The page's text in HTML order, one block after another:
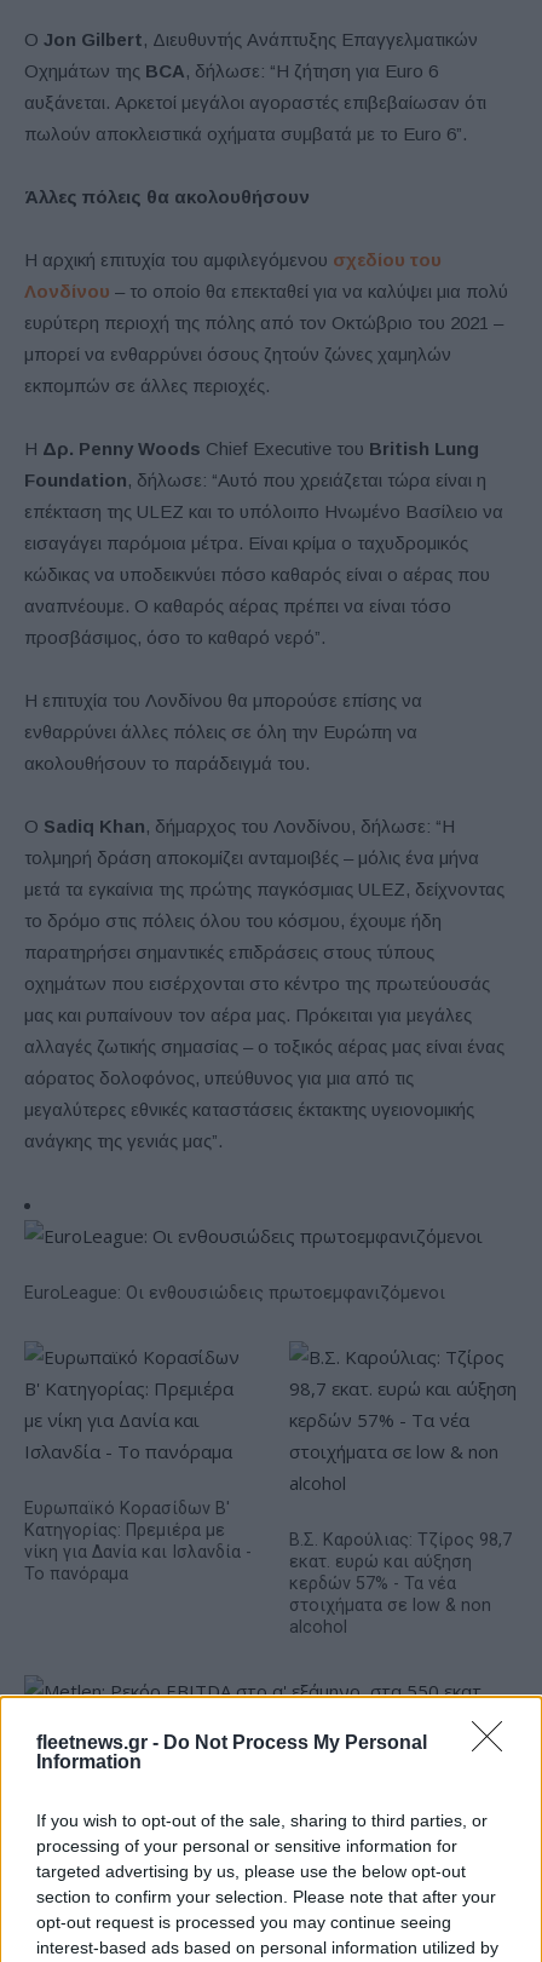
fleetnews.gr - Do Not Process My Personal
Information
If you wish to opt-out of the sale, sharing to third parties, or
processing of your personal or sensitive information for
targeted advertising by us, please use the below opt-out
section to confirm your selection. Please note that after your
opt-out request is processed you may continue seeing
interest-based ads based on personal information utilized by
Ο Jon Gilbert, Διευθυντής Ανάπτυξης Επαγγελματικών
Οχημάτων της BCA, δήλωσε: “Η ζήτηση για Euro 6
αυξάνεται. Αρκετοί μεγάλοι αγοραστές επιβεβαίωσαν ότι
πωλούν αποκλειστικά οχήματα συμβατά με το Euro 6”.
Άλλες πόλεις θα ακολουθήσουν
Η αρχική επιτυχία του αμφιλεγόμενου σχεδίου του
Λονδίνου – το οποίο θα επεκταθεί για να καλύψει μια πολύ
ευρύτερη περιοχή της πόλης από τον Οκτώβριο του 2021 –
μπορεί να ενθαρρύνει όσους ζητούν ζώνες χαμηλών
εκπομπών σε άλλες περιοχές.
Η Δρ. Penny Woods Chief Executive του British Lung
Foundation, δήλωσε: “Αυτό που χρειάζεται τώρα είναι η
επέκταση της ULEZ και το υπόλοιπο Ηνωμένο Βασίλειο να
εισαγάγει παρόμοια μέτρα. Είναι κρίμα ο ταχυδρομικός
κώδικας να υποδεικνύει πόσο καθαρός είναι ο αέρας που
αναπνέουμε. Ο καθαρός αέρας πρέπει να είναι τόσο
προσβάσιμος, όσο το καθαρό νερό”.
Η επιτυχία του Λονδίνου θα μπορούσε επίσης να
ενθαρρύνει άλλες πόλεις σε όλη την Ευρώπη να
ακολουθήσουν το παράδειγμά του.
Ο Sadiq Khan, δήμαρχος του Λονδίνου, δήλωσε: “Η
τολμηρή δράση αποκομίζει ανταμοιβές – μόλις ένα μήνα
μετά τα εγκαίνια της πρώτης παγκόσμιας ULEZ, δείχνοντας
το δρόμο στις πόλεις όλου του κόσμου, έχουμε ήδη
παρατηρήσει σημαντικές επιδράσεις στους τύπους
οχημάτων που εισέρχονται στο κέντρο της πρωτεύουσάς
μας και ρυπαίνουν τον αέρα μας. Πρόκειται για μεγάλες
αλλαγές ζωτικής σημασίας – ο τοξικός αέρας μας είναι ένας
αόρατος δολοφόνος, υπεύθυνος για μια από τις
μεγαλύτερες εθνικές καταστάσεις έκτακτης υγειονομικής
ανάγκης της γενιάς μας”.
EuroLeague: Οι ενθουσιώδεις πρωτοεμφανιζόμενοι
Ευρωπαϊκό Κορασίδων Β'
Κατηγορίας: Πρεμιέρα με
νίκη για Δανία και Ισλανδία -
Το πανόραμα
Β.Σ. Καρούλιας: Τζίρος 98,7
εκατ. ευρώ και αύξηση
κερδών 57% - Τα νέα
στοιχήματα σε low & non
alcohol